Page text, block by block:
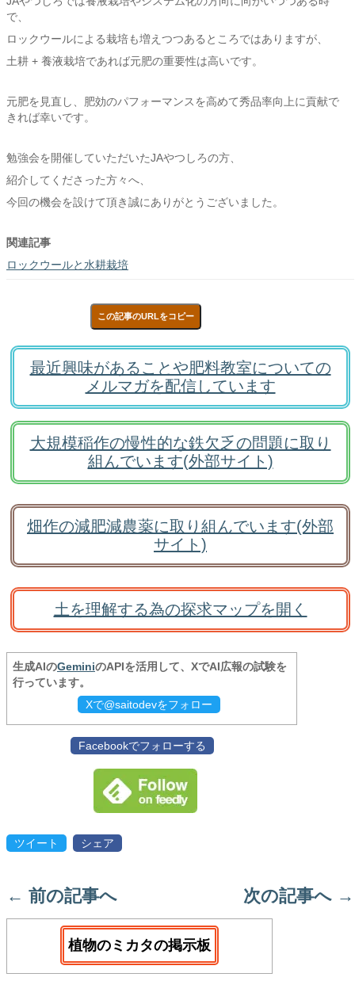
で、
ロックウールによる栽培も増えつつあるところではありますが、
土耕 + 養液栽培であれば元肥の重要性は高いです。
元肥を見直し、肥効のパフォーマンスを高めて秀品率向上に貢献で
きれば幸いです。
勉強会を開催していただいたJAやつしろの方、
紹介してくださった方々へ、
今回の機会を設けて頂き誠にありがとうございました。
関連記事
ロックウールと水耕栽培
この記事のURLをコピー
最近興味があることや肥料教室についての
メルマガを配信しています
大規模稲作の慢性的な鉄欠乏の問題に取り
組んでいます(外部サイト)
畑作の減肥減農薬に取り組んでいます(外部
サイト)
土を理解する為の探求マップを開く
生成AIのGeminiのAPIを活用して、XでAI広報の試験を
行っています。
Xで@saitodevをフォロー
Facebookでフォローする
ツイート シェア
← 前の記事へ 次の記事へ →
植物のミカタの掲示板